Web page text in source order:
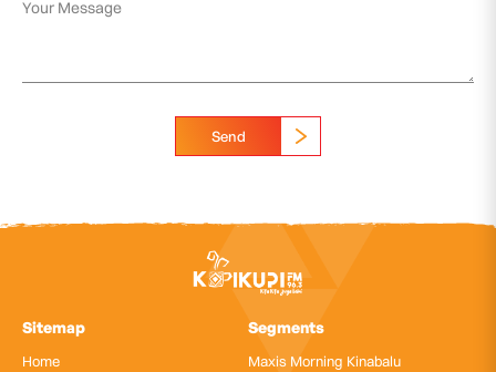
Send
Sitemap
Home
Segments
Maxis Morning Kinabalu